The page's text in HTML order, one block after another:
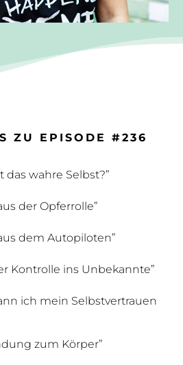
ZU EPISODE #236
das wahre Selbst?”
der Opferrolle”
dem Autopiloten”
Kontrolle ins Unbekannte”
ich mein Selbstvertrauen
zum Körper”